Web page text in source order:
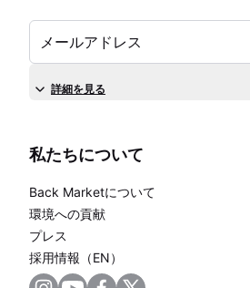
メールアドレス
詳細を見る
私たちについて
Back Marketについて
環境への貢献
プレス
採用情報（EN）